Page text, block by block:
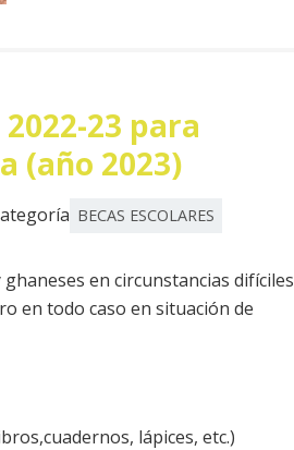
23 para
(año 2023)
BECAS ESCOLARES
en circunstancias difíciles
en todo caso en situación de
lápices, etc.)